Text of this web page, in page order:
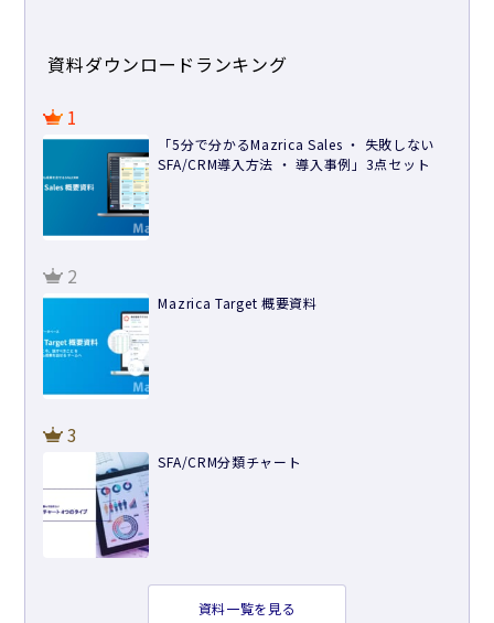
資料ダウンロードランキング
1
「5分で分かるMazrica Sales ・ 失敗しない
SFA/CRM導入方法 ・ 導入事例」3点セット
2
Mazrica Target 概要資料
3
SFA/CRM分類チャート
資料一覧を見る